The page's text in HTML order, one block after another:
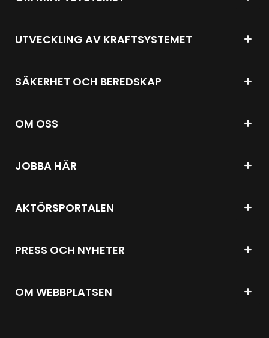
UTVECKLING AV KRAFTSYSTEMET
SÄKERHET OCH BEREDSKAP
OM OSS
JOBBA HÄR
AKTÖRSPORTALEN
PRESS OCH NYHETER
OM WEBBPLATSEN